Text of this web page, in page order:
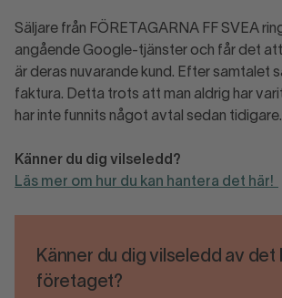
Säljare från FÖRETAGARNA FF SVEA
angående Google-tjänster och får det
är deras nuvarande kund. Efter samtalet
faktura. Detta trots att man aldrig har
har inte funnits något avtal sedan tidigare.
Känner du dig vilseledd?
Läs mer om hur du kan hantera det här!
Känner du dig vilseledd av det
företaget?